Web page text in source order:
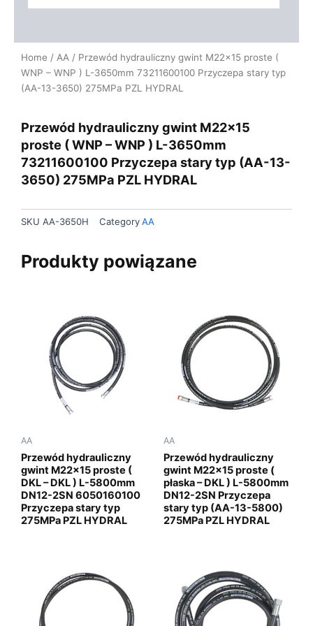
Home / AA / Przewód hydrauliczny gwint M22x15 proste (
WNP – WNP ) L-3650mm 73211600100 Przyczepa stary typ
(AA-13-3650) 275MPa PZL HYDRAL
Przewód hydrauliczny gwint M22x15
proste ( WNP – WNP ) L-3650mm
73211600100 Przyczepa stary typ (AA-13-
3650) 275MPa PZL HYDRAL
SKU AA-3650H CategoryAA
Produkty powiązane
AA
Przewód hydrauliczny
gwint M22x15 proste (
DKL – DKL ) L-5800mm
DN12-2SN 6050160100
Przyczepa stary typ
275MPa PZL HYDRAL
AA
Przewód hydrauliczny
gwint M22x15 proste (
płaska – DKL ) L-5800mm
DN12-2SN Przyczepa
stary typ (AA-13-5800)
275MPa PZL HYDRAL